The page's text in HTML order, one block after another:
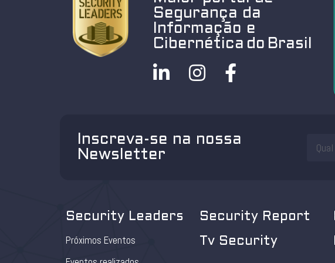
Segurança da
Informação e
Cibernética do Brasil
Inscreva-se na nossa
Newsletter
Security Leaders
Próximos Eventos
Security Report
Tv Security